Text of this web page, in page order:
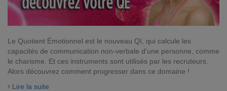
Le Quotient Émotionnel est le nouveau QI, qui calcule les
capacités de communication non-verbale d'une personne, comme
le charisme. Et ces instruments sont utilisés par les recruteurs.
Alors découvrez comment progresser dans ce domaine !
Lire la suite